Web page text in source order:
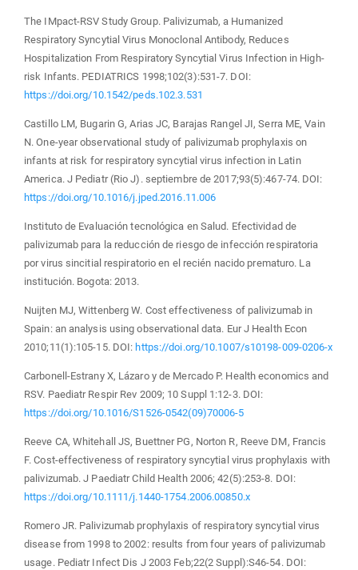
The IMpact-RSV Study Group. Palivizumab, a Humanized
Respiratory Syncytial Virus Monoclonal Antibody, Reduces
Hospitalization From Respiratory Syncytial Virus Infection in High-
risk Infants. PEDIATRICS 1998;102(3):531-7. DOI:
https://doi.org/10.1542/peds.102.3.531
Castillo LM, Bugarin G, Arias JC, Barajas Rangel JI, Serra ME, Vain
N. One-year observational study of palivizumab prophylaxis on
infants at risk for respiratory syncytial virus infection in Latin
America. J Pediatr (Rio J). septiembre de 2017;93(5):467-74. DOI:
https://doi.org/10.1016/j.jped.2016.11.006
Instituto de Evaluación tecnológica en Salud. Efectividad de
palivizumab para la reducción de riesgo de infección respiratoria
por virus sincitial respiratorio en el recién nacido prematuro. La
institución. Bogota: 2013.
Nuijten MJ, Wittenberg W. Cost effectiveness of palivizumab in
Spain: an analysis using observational data. Eur J Health Econ
2010;11(1):105-15. DOI: https://doi.org/10.1007/s10198-009-0206-x
Carbonell-Estrany X, Lázaro y de Mercado P. Health economics and
RSV. Paediatr Respir Rev 2009; 10 Suppl 1:12-3. DOI:
https://doi.org/10.1016/S1526-0542(09)70006-5
Reeve CA, Whitehall JS, Buettner PG, Norton R, Reeve DM, Francis
F. Cost-effectiveness of respiratory syncytial virus prophylaxis with
palivizumab. J Paediatr Child Health 2006; 42(5):253-8. DOI:
https://doi.org/10.1111/j.1440-1754.2006.00850.x
Romero JR. Palivizumab prophylaxis of respiratory syncytial virus
disease from 1998 to 2002: results from four years of palivizumab
usage. Pediatr Infect Dis J 2003 Feb;22(2 Suppl):S46-54. DOI: